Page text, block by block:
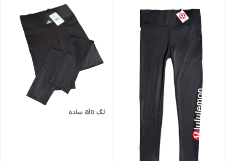
لگ alo ساده